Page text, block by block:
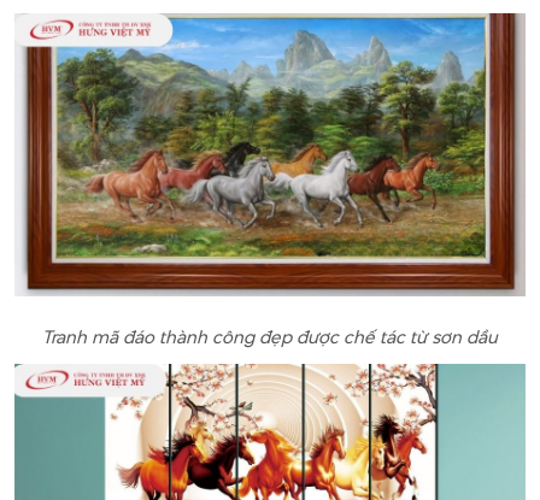
Tranh mã đáo thành công đẹp được chế tác từ sơn dầu